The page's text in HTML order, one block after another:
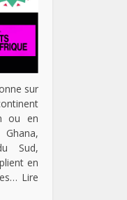
sur
ou en
Sud,
en
Lire